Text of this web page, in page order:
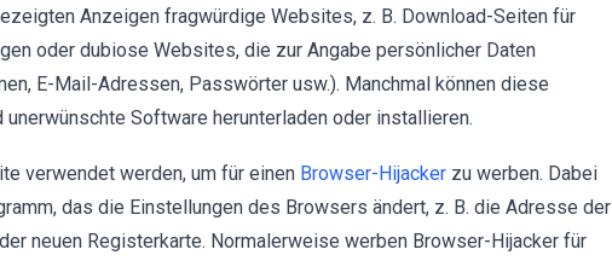
Anzeigen fragwürdige Websites, z. B. Download-Seiten für
oder dubiose Websites, die zur Angabe persönlicher Daten
E-Mail-Adressen, Passwörter usw.). Manchmal können diese
Software herunterladen oder installieren.
verwendet werden, um für einen Browser-Hijacker zu werben. Dabei
das die Einstellungen des Browsers ändert, z. B. die Adresse der
neuen Registerkarte. Normalerweise werben Browser-Hijacker für